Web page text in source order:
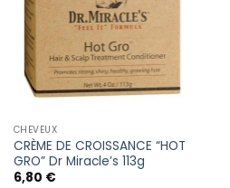
CHEVEUX
CRÈME DE CROISSANCE “HOT
GRO” Dr Miracle’s 113g
6,80 €